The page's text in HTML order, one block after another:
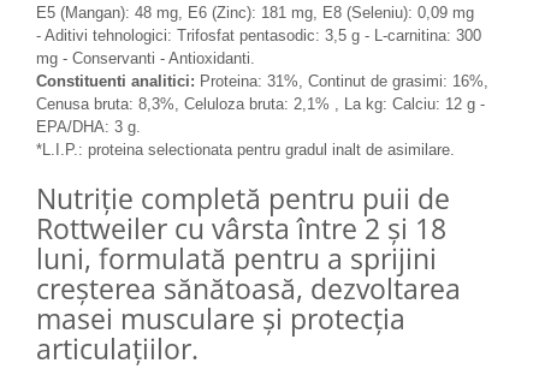
Igiena reptile
Decoruri terarii
Incalzitoare si pompe terarii
Solutii iluminat terarii
Lampi terarii
reptile
Accesorii diverse terarii
Iazuri
Igiena Iazuri
Conditioner apa iaz
Hrana pesti iazuri
E5 (Mangan): 48 mg, E6 (Zinc): 181 mg, E8 (Seleniu): 0,09 mg
- Aditivi tehnologici: Trifosfat pentasodic: 3,5 g - L-carnitina: 300
mg - Conservanti - Antioxidanti.
Constituenti analitici: Proteina: 31%, Continut de grasimi: 16%,
Cenusa bruta: 8,3%, Celuloza bruta: 2,1% , La kg: Calciu: 12 g -
EPA/DHA: 3 g.
*L.I.P.: proteina selectionata pentru gradul inalt de asimilare.
Nutriție completă pentru puii de
Rottweiler cu vârsta între 2 și 18
luni, formulată pentru a sprijini
creșterea sănătoasă, dezvoltarea
masei musculare și protecția
articulațiilor.